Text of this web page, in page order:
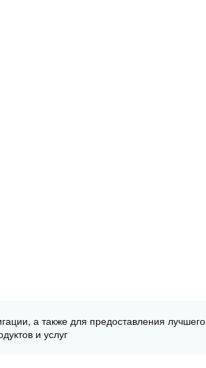
а также для предоставления лучшего
и услуг